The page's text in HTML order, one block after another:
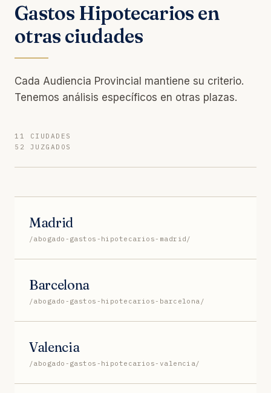
Gastos Hipotecarios en
otras ciudades
Cada Audiencia Provincial mantiene su criterio.
Tenemos análisis específicos en otras plazas.
11 CIUDADES
52 JUZGADOS
Madrid
/abogado-gastos-hipotecarios-madrid/
Barcelona
/abogado-gastos-hipotecarios-barcelona/
Valencia
/abogado-gastos-hipotecarios-valencia/